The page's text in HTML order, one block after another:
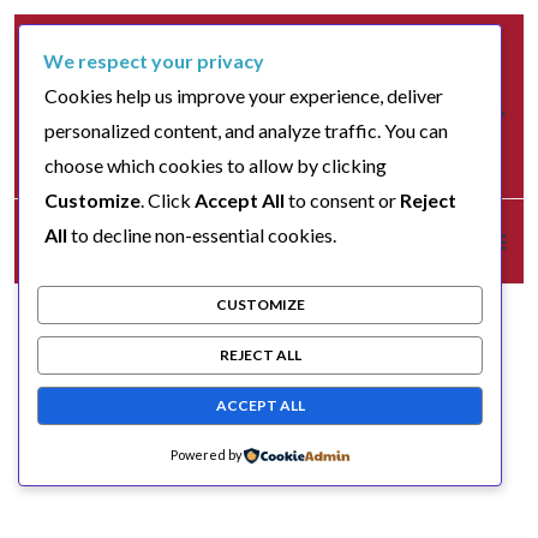
We respect your privacy
Cookies help us improve your experience, deliver
personalized content, and analyze traffic. You can
choose which cookies to allow by clicking
Customize. Click Accept All to consent or Reject
All to decline non-essential cookies.
CUSTOMIZE
REJECT ALL
ACCEPT ALL
Powered by